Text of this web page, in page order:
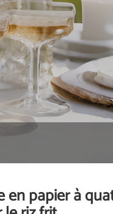
en papier à